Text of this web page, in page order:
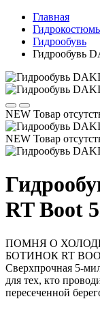
Главная
Гидрообувь
Гидрообувь
NEW Товар
NEW Товар
RT Boot
ПОМНЯ О
БОТИНОК RT
Сверхпрочная 5-
для тех, кто
пересеченной